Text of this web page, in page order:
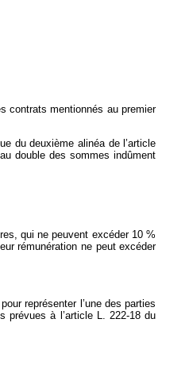
contrats mentionnés au premier
du deuxième alinéa de l’article
double des sommes indûment
qui ne peuvent excéder 10 %
rémunération ne peut excéder
représenter l’une des parties
prévues à l’article L. 222-18 du